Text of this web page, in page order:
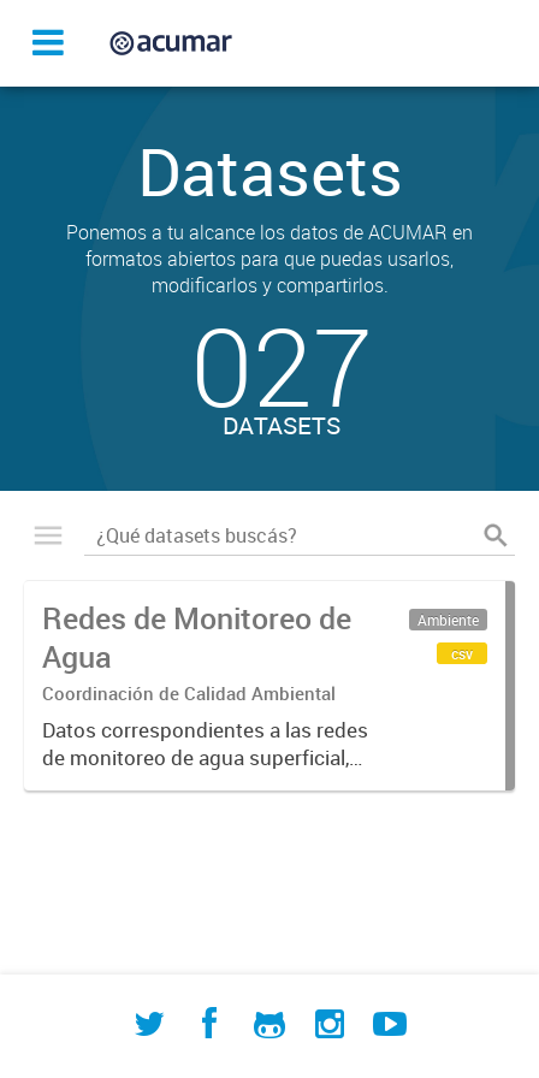
Datasets
Ponemos a tu alcance los datos de ACUMAR en
formatos abiertos para que puedas usarlos,
modificarlos y compartirlos.
027
DATASETS
Redes de Monitoreo de
Agua
Coordinación de Calidad Ambiental
Datos correspondientes a las redes
de monitoreo de agua superficial,
subterránea y humedales (cuerpos
Ambiente
csv